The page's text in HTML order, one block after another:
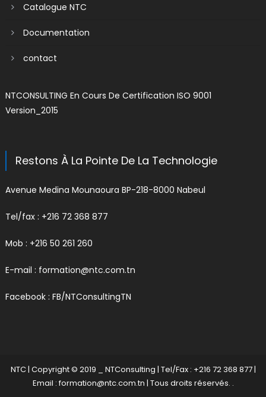
Catalogue NTC
Documentation
contact
NTCONSULTING En Cours De Certification ISO 9001
Version_2015
Restons À La Pointe De La Technologie
Avenue Medina Mounaoura BP-218-8000 Nabeul
Tel/fax : +216 72 368 877
Mob : +216 50 261 260
E-mail : formation@ntc.com.tn
Facebook : FB/NTConsultingTN
NTC| Copyright © 2019 _ NTConsulting | Tel/Fax : +216 72 368 877 |
Email : formation@ntc.com.tn | Tous droits réservés. .